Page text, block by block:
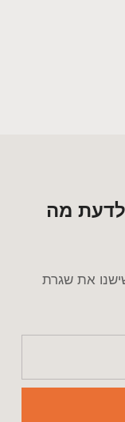
לדעת מה
את שגרת